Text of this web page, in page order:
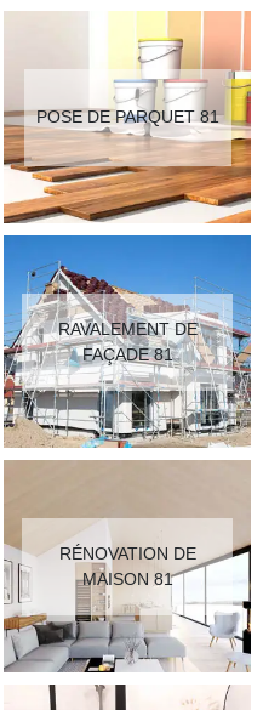
POSE DE PARQUET 81
RAVALEMENT DE
FAÇADE 81
RÉNOVATION DE
MAISON 81